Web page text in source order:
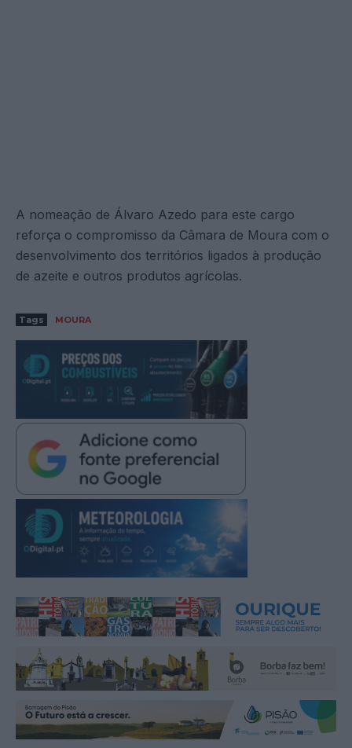
A nomeação de Álvaro Azedo para este cargo
reforça o compromisso da Câmara de Moura com o
desenvolvimento dos territórios ligados à produção
de azeite e outros produtos agrícolas.
Tags MOURA